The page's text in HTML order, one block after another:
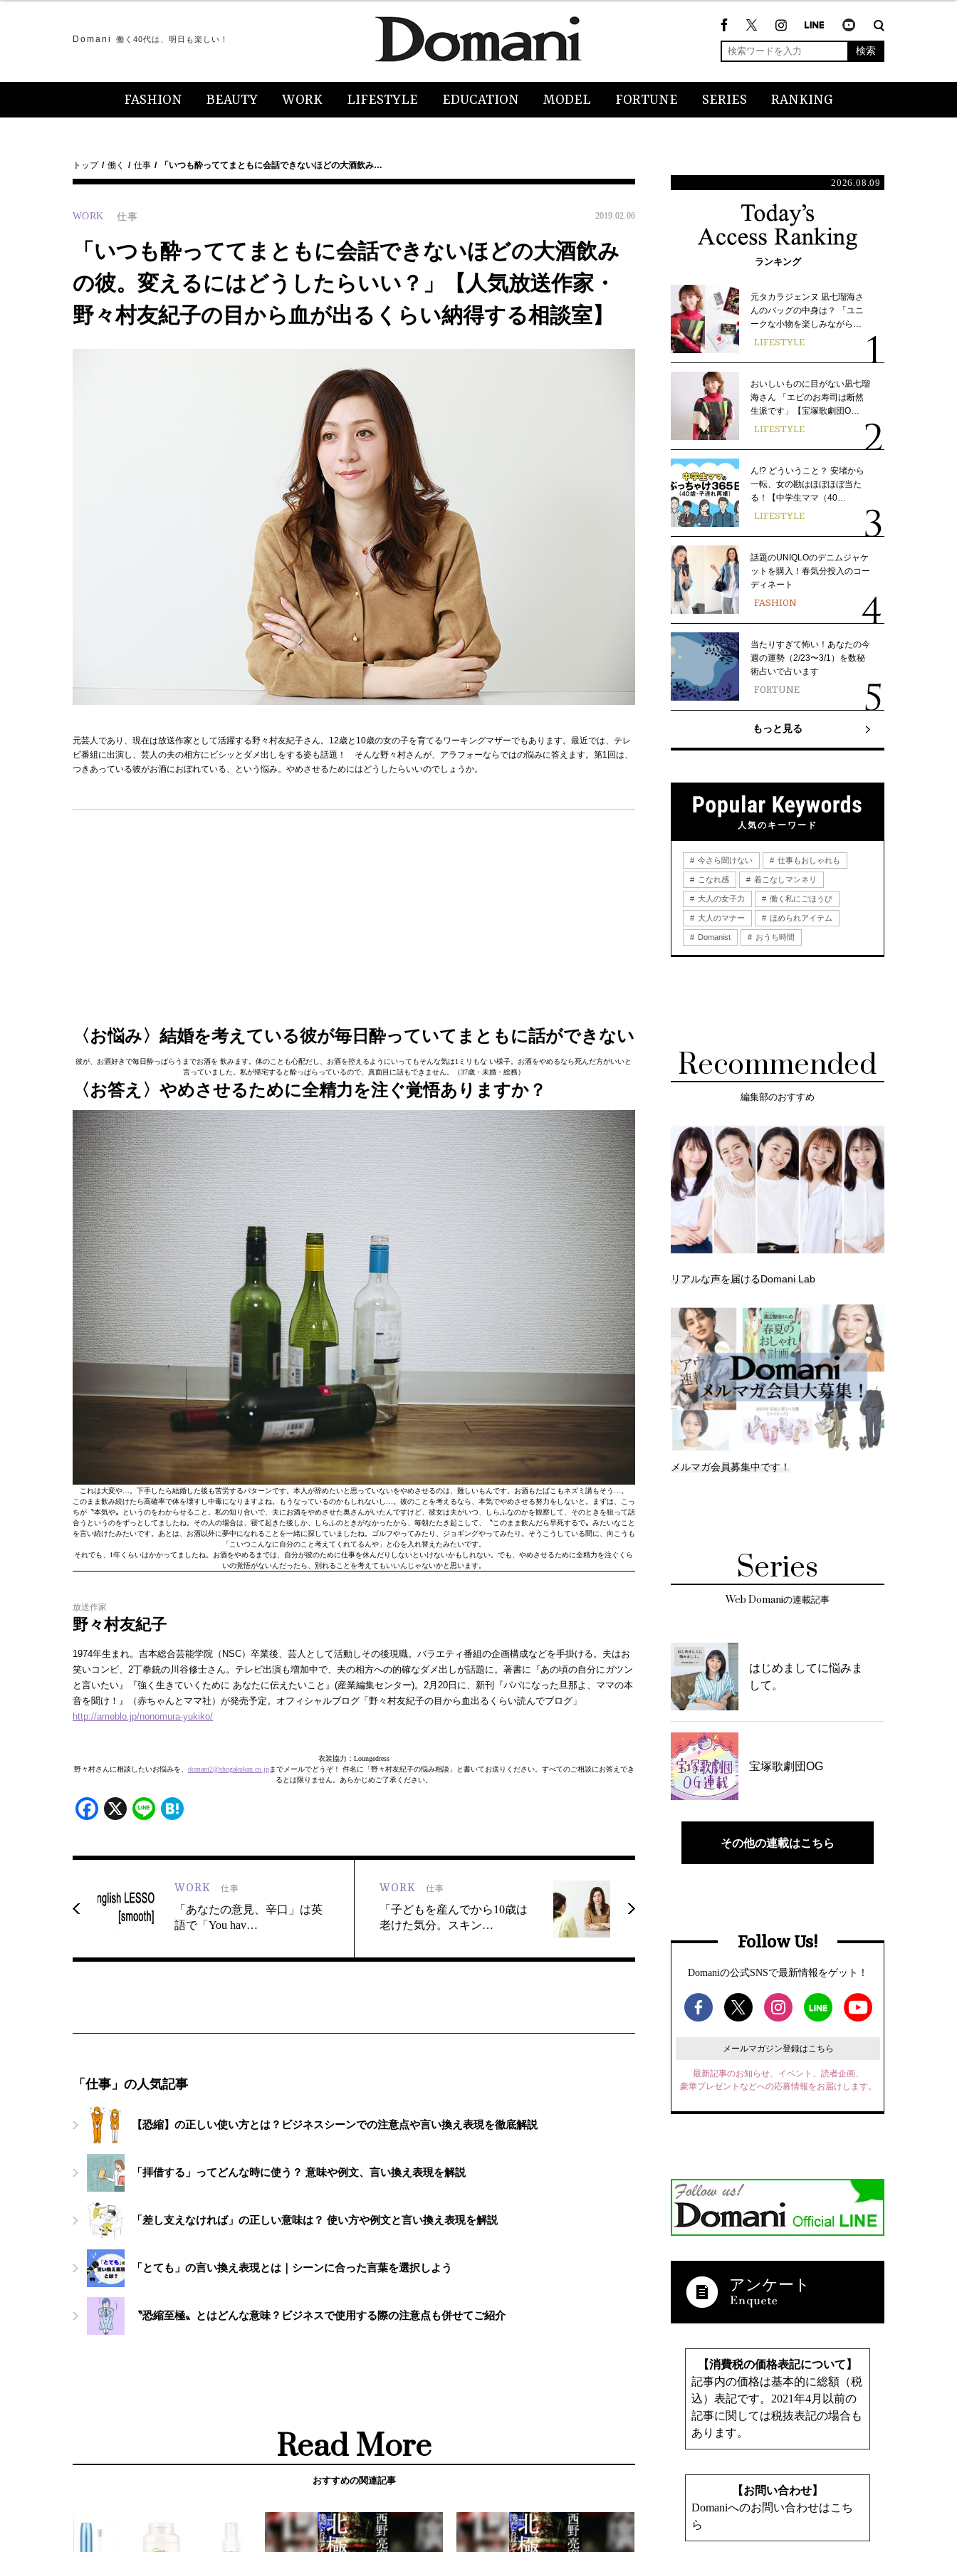
Domani 働く40代は、明日も楽しい！
検索
FASHION BEAUTY WORK LIFESTYLE EDUCATION MODEL FORTUNE SERIES RANKING
トップ 働く 仕事 「いつも酔っててまともに会話できないほどの大酒飲み…
WORK 仕事 2019.02.06
「いつも酔っててまともに会話できないほどの大酒飲み
の彼。変えるにはどうしたらいい？」【人気放送作家・
野々村友紀子の目から血が出るくらい納得する相談室】
元芸人であり、現在は放送作家として活躍する野々村友紀子さん。12歳と10歳の女の子を育てるワーキングマザーでもあります。最近では、テレ
ビ番組に出演し、芸人の夫の相方にビシッとダメ出しをする姿も話題！ そんな野々村さんが、アラフォーならではの悩みに答えます。第1回は、
つきあっている彼がお酒におぼれている、という悩み。やめさせるためにはどうしたらいいのでしょうか。
〈お悩み〉 結婚を考えている彼が毎日酔っていてまともに話ができない
彼が、お酒好きで毎日酔っぱらうまでお酒を 飲みます。体のことも心配だし、お酒を控えるようにいってもそんな気は1ミリもな い様子。お酒をやめるなら死んだ方がいいと
言っていました。私が帰宅すると酔っぱらっているので、真面目に話もできません。（37歳・未婚・総務）
〈お答え〉 やめさせるために全精力を注ぐ覚悟ありますか？
これは大変や…。下手したら結婚した後も苦労するパターンです。本人が辞めたいと思っていないをやめさせるのは、難しいもんです。お酒もたばこもネズミ講もそう…。
このまま飲み続けたら高確率で体を壊すし中毒になりますよね。もうなっているのかもしれないし…。彼のことを考えるなら、本気でやめさせる努力をしないと。まずは、こっ
ちが〝本気や〟というのをわからせること。私の知り合いで、夫にお酒をやめさせた奥さんがいたんですけど、彼女は夫がいつ、しらふなのかを観察して、そのときを狙って話
合うというのをずっとしてましたね。その人の場合は、寝て起きた後しか、しらふのときがなかったから、毎朝たたき起こして、〝このまま飲んだら早死するで〟みたいなこと
を言い続けたみたいです。あとは、お酒以外に夢中になれることを一緒に探していましたね。ゴルフやってみたり、ジョギングやってみたり。そうこうしている間に、向こうも
「こいつこんなに自分のこと考えてくれてるんや」と心を入れ替えたみたいです。
それでも、1年くらいはかかってましたね。お酒をやめるまでは、自分が彼のために仕事を休んだりしないといけないかもしれない。でも、やめさせるために全精力を注ぐくら
いの覚悟がないんだったら、別れることを考えてもいいんじゃないかと思います。
放送作家
野々村友紀子
1974年生まれ。吉本総合芸能学院（NSC）卒業後、芸人として活動しその後現職。バラエティ番組の企画構成などを手掛ける。夫はお
笑いコンビ、2丁拳銃の川谷修士さん。テレビ出演も増加中で、夫の相方への的確なダメ出しが話題に。著書に『あの頃の自分にガツン
と言いたい』『強く生きていくために あなたに伝えたいこと』(産業編集センター)。2月20日に、新刊『パパになった旦那よ、ママの本
音を聞け！』（赤ちゃんとママ社）が発売予定。オフィシャルブログ「野々村友紀子の目から血出るくらい読んでブログ」
http://ameblo.jp/nonomura-yukiko/
衣装協力：Loungedress
野々村さんに相談したいお悩みを、 domani2@shogakukan.co.jpまでメールでどうぞ！ 件名に「野々村友紀子の悩み相談」と書いてお送りください。すべてのご相談にお答えでき
るとは限りません。あらかじめご了承ください。
Facebook
X Line
WORK 仕事
「あなたの意見、辛口」は英
語で「You hav…
WORK 仕事
「子どもを産んでから10歳は
老けた気分。スキン…
「仕事」の人気記事
【恐縮】の正しい使い方とは？ビジネスシーンでの注意点や言い換え表現を徹底解説
「拝借する」ってどんな時に使う？ 意味や例文、言い換え表現を解説
「差し支えなければ」の正しい意味は？ 使い方や例文と言い換え表現を解説
「とても」の言い換え表現とは｜シーンに合った言葉を選択しよう
〝恐縮至極〟とはどんな意味？ビジネスで使用する際の注意点も併せてご紹介
Read More
おすすめの関連記事
2026.08.09
ランキング
元タカラジェンヌ 凪七瑠海さ
んのバッグの中身は？ 「ユニ
ークな小物を楽しみながら…
LIFESTYLE
おいしいものに目がない凪七瑠
海さん 「エビのお寿司は断然
生派です」【宝塚歌劇団O…
LIFESTYLE
ん!? どういうこと？ 安堵から
一転、女の勘はほぼほぼ当た
る！【中学生ママ（40…
LIFESTYLE
話題のUNIQLOのデニムジャケ
ットを購入！春気分投入のコー
ディネート
FASHION
当たりすぎて怖い！あなたの今
週の運勢（2/23〜3/1）を数秘
術占いで占います
FORTUNE
もっと見る
人気のキーワード
今さら聞けない 仕事もおしゃれも
こなれ感 着こなしマンネリ
大人の女子力 働く私にごほうび
大人のマナー ほめられアイテム
Domanist おうち時間
Recommended
編集部のおすすめ
リアルな声を届けるDomani Lab
メルマガ会員募集中です！
Series
Web Domaniの連載記事
はじめましてに悩みま
して。
宝塚歌劇団OG
その他の連載はこちら
Follow Us!
Domaniの公式SNSで最新情報をゲット！
メールマガジン登録はこちら
最新記事のお知らせ、イベント、読者企画、
豪華プレゼントなどへの応募情報をお届けします。
アンケート
【消費税の価格表記について】
記事内の価格は基本的に総額（税
込）表記です。2021年4月以前の
記事に関しては税抜表記の場合も
あります。
【お問い合わせ】
Domaniへのお問い合わせはこち
ら